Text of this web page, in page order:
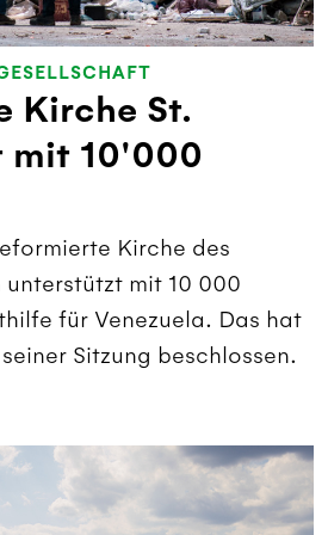
Kirche St.
mit 10'000
Kirche des
unterstützt mit 10 000
für Venezuela. Das hat
Sitzung beschlossen.